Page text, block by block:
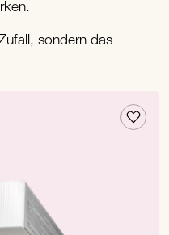
sondern das